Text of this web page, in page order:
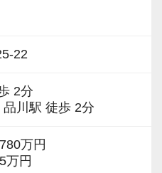
輩がしっかりサポー
社会人を育てます。
視の自由な仕事スタ
本金1億円超規模の会
場会社、上場準備会
がる仕事を任せてい
クラウド活用で業務
22
2分
川駅 徒歩 2分
万円
万円